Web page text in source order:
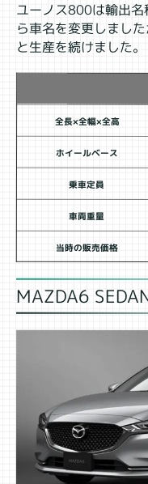
ユーノス800は輸出
ら車名を変更しまし
と生産を続けました。
全長×全幅×全高
ホイールベース
乗車定員
車両重量
当時の販売価格
MAZDA6